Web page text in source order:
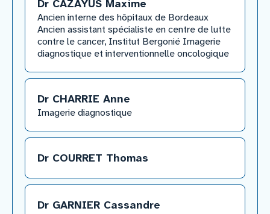
Dr CAZAYUS Maxime
Ancien interne des hôpitaux de Bordeaux
Ancien assistant spécialiste en centre de lutte
contre le cancer, Institut Bergonié Imagerie
diagnostique et interventionnelle oncologique​
Dr CHARRIE Anne
​Imagerie diagnostique
Dr COURRET Thomas
Dr GARNIER Cassandre